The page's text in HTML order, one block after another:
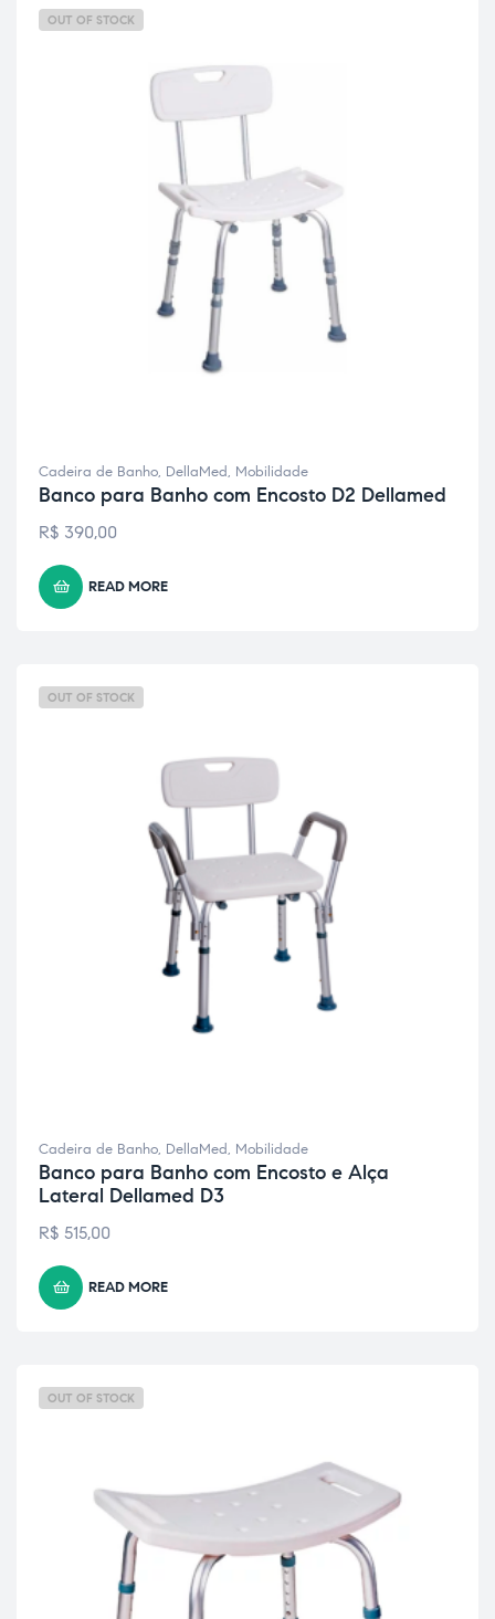
OUT OF STOCK
Cadeira de Banho, DellaMed, Mobilidade
Banco para Banho com Encosto D2 Dellamed
R$ 390,00
READ MORE
OUT OF STOCK
Cadeira de Banho, DellaMed, Mobilidade
Banco para Banho com Encosto e Alça
Lateral Dellamed D3
R$ 515,00
READ MORE
OUT OF STOCK